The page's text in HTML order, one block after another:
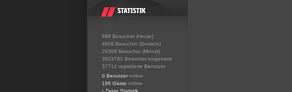
998 Besucher (Heute)
4608 Besucher (Gestern)
29308 Besucher (Monat)
3923782 Besucher insgesamt
37712 registrierte Benutzer
0 Benutzer online
166 Gäste online
• Zeige Statistik